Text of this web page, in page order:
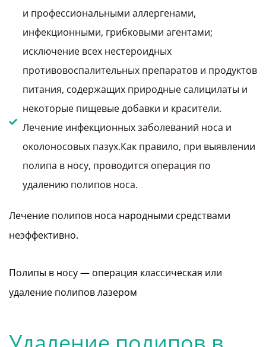
и профессиональными аллергенами,
инфекционными, грибковыми агентами;
исключение всех нестероидных
противовоспалительных препаратов и продуктов
питания, содержащих природные салицилаты и
некоторые пищевые добавки и красители.
Лечение инфекционных заболеваний носа и
околоносовых пазух.Как правило, при выявлении
полипа в носу, проводится операция по
удалению полипов носа.
Лечение полипов носа народными средствами
неэффективно.
Полипы в носу — операция классическая или
удаление полипов лазером